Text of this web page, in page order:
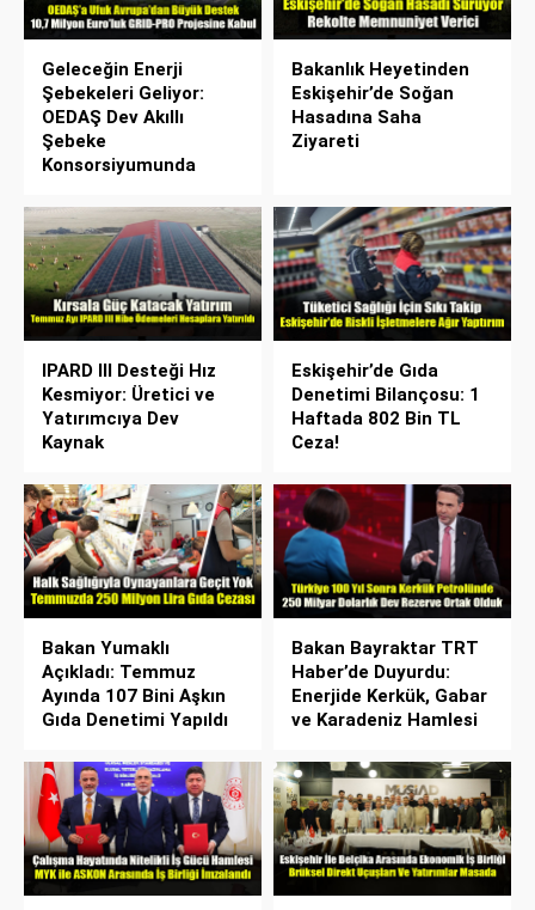
Geleceğin Enerji
Şebekeleri Geliyor:
OEDAŞ Dev Akıllı
Şebeke
Konsorsiyumunda
Bakanlık Heyetinden
Eskişehir’de Soğan
Hasadına Saha
Ziyareti
IPARD III Desteği Hız
Kesmiyor: Üretici ve
Yatırımcıya Dev
Kaynak
Eskişehir’de Gıda
Denetimi Bilançosu: 1
Haftada 802 Bin TL
Ceza!
Bakan Yumaklı
Açıkladı: Temmuz
Ayında 107 Bini Aşkın
Gıda Denetimi Yapıldı
Bakan Bayraktar TRT
Haber’de Duyurdu:
Enerjide Kerkük, Gabar
ve Karadeniz Hamlesi